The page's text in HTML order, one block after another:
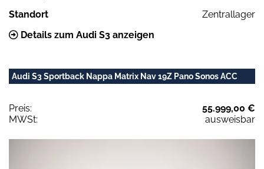
Standort
Zentrallager
Details zum Audi S3 anzeigen
Audi S3 Sportback Nappa Matrix Nav 19Z Pano Sonos ACC
Preis:
55.999,00 €
MWSt:
ausweisbar